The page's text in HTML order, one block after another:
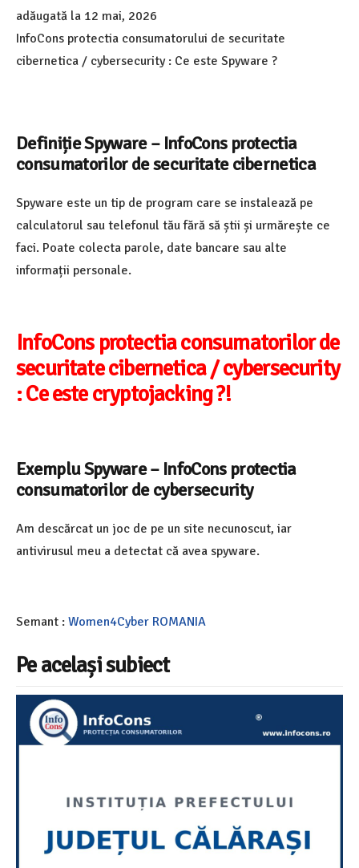
adăugată la 12 mai, 2026
InfoCons protectia consumatorului de securitate
cibernetica / cybersecurity : Ce este Spyware ?
Definiție Spyware – InfoCons protectia
consumatorilor de securitate cibernetica
Spyware este un tip de program care se instalează pe
calculatorul sau telefonul tău fără să știi și urmărește ce
faci. Poate colecta parole, date bancare sau alte
informații personale.
InfoCons protectia consumatorilor de
securitate cibernetica / cybersecurity
: Ce este cryptojacking ?!
Exemplu Spyware – InfoCons protectia
consumatorilor de cybersecurity
Am descărcat un joc de pe un site necunoscut, iar
antivirusul meu a detectat că avea spyware.
Semant : Women4Cyber ROMANIA
Pe același subiect